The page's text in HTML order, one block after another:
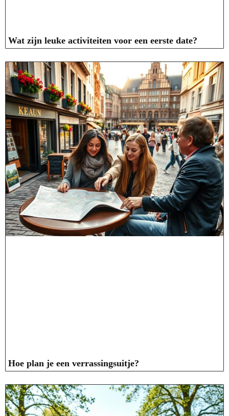
Wat zijn leuke activiteiten voor een eerste date?
Hoe plan je een verrassingsuitje?